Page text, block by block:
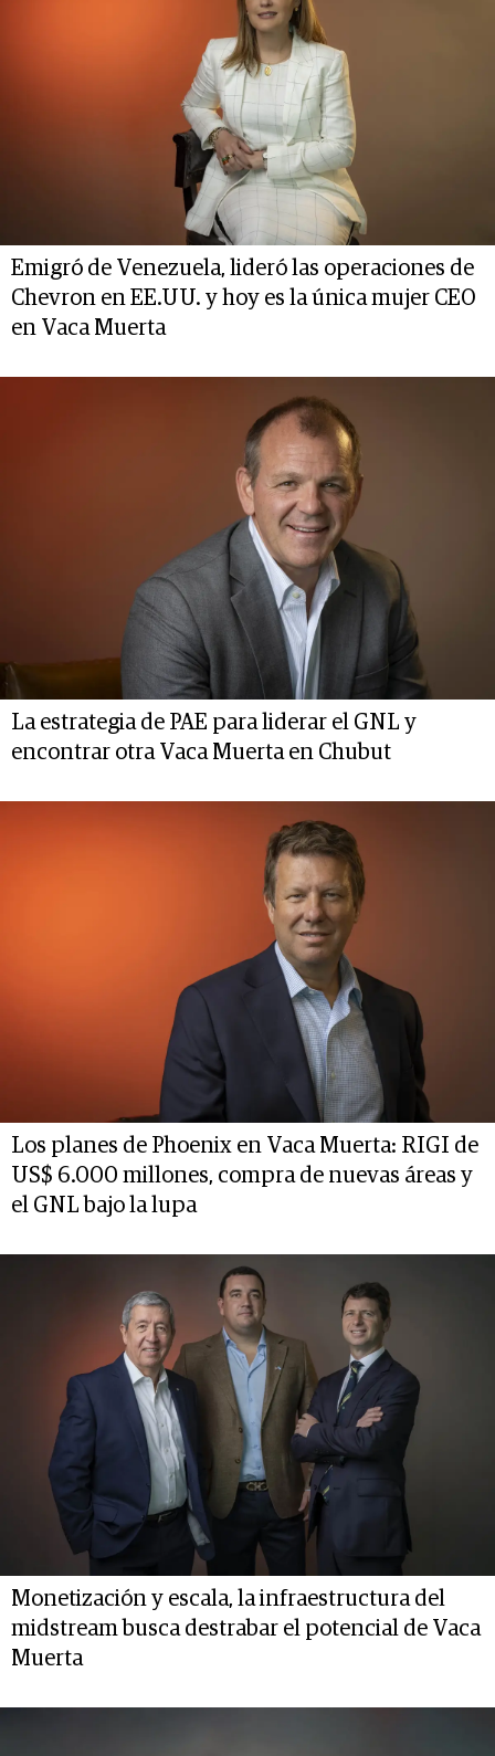
Emigró de Venezuela, lideró las operaciones de
Chevron en EE.UU. y hoy es la única mujer CEO
en Vaca Muerta
La estrategia de PAE para liderar el GNL y
encontrar otra Vaca Muerta en Chubut
Los planes de Phoenix en Vaca Muerta: RIGI de
US$ 6.000 millones, compra de nuevas áreas y
el GNL bajo la lupa
Monetización y escala, la infraestructura del
midstream busca destrabar el potencial de Vaca
Muerta